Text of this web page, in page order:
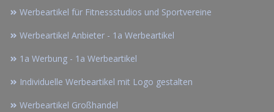
Werbeartikel für Fitnessstudios und Sportvereine
Werbeartikel Anbieter - 1a Werbeartikel
1a Werbung - 1a Werbeartikel
Individuelle Werbeartikel mit Logo gestalten
Werbeartikel Großhandel